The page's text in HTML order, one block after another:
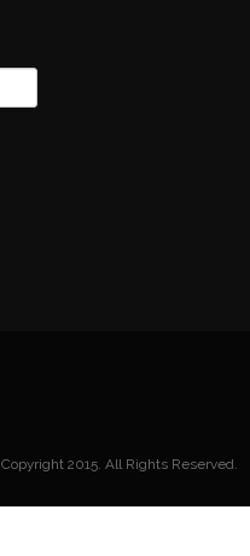
2015. All Rights Reserved.